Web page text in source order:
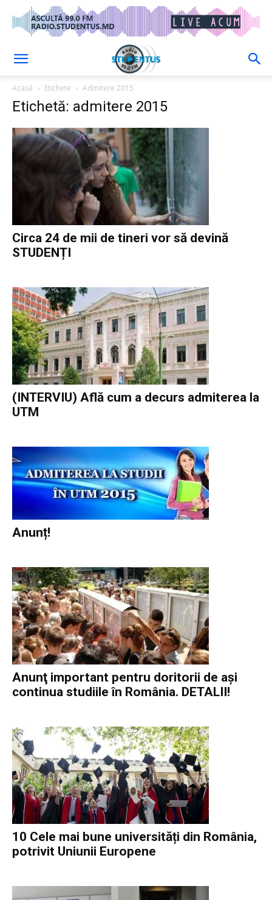
Acasă Etichete Admitere 2015
Etichetă: admitere 2015
Circa 24 de mii de tineri vor să devină
STUDENȚI
(INTERVIU) Află cum a decurs admiterea la
UTM
Anunț!
Anunţ important pentru doritorii de aşi
continua studiile în România. DETALII!
10 Cele mai bune universități din România,
potrivit Uniunii Europene